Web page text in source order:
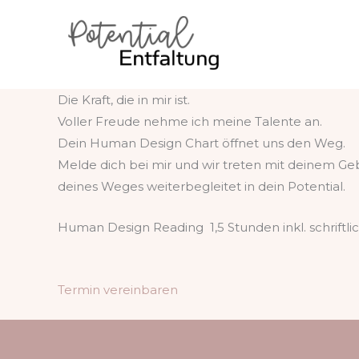
Die Kraft, die in mir ist.
Voller Freude nehme ich meine Talente an.
Dein Human Design Chart öffnet uns den Weg.
Melde dich bei mir und wir treten mit deinem
deines Weges weiterbegleitet in dein Potential.
Human Design Reading 1,5 Stunden inkl.
Termin vereinbaren